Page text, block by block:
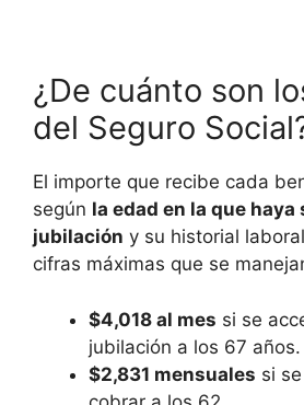
¿De cuánto son
del Seguro
El importe que recibe cada
según la edad en la que
jubilación y su historial
cifras máximas que se
$4,018 al mes si se
jubilación a los 67 años.
$2,831 mensuales si